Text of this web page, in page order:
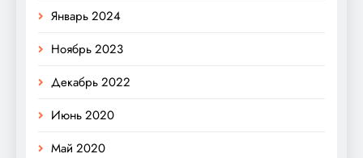
Январь 2024
Ноябрь 2023
Декабрь 2022
Июнь 2020
Май 2020